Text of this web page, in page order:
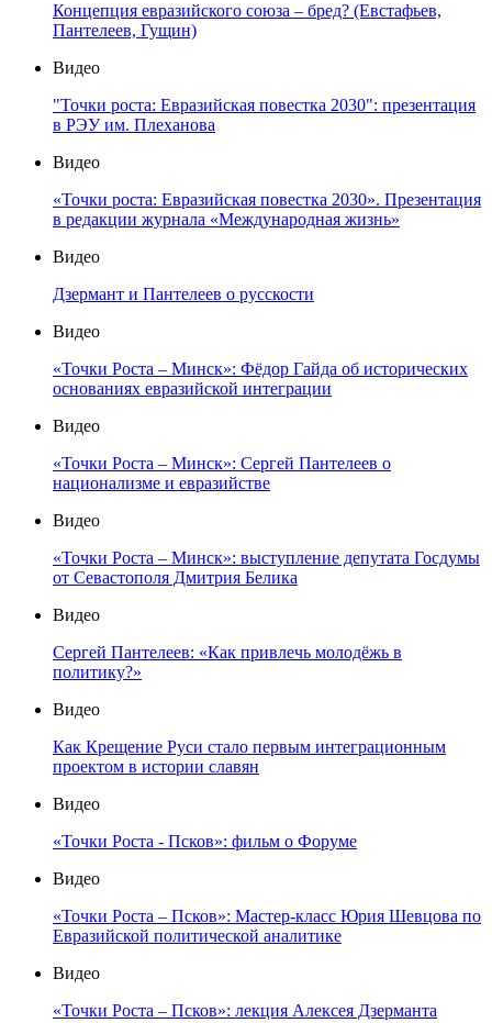
Концепция евразийского союза – бред? (Евстафьев,
Пантелеев, Гущин)
Видео
"Точки роста: Евразийская повестка 2030": презентация
в РЭУ им. Плеханова
Видео
«Точки роста: Евразийская повестка 2030». Презентация
в редакции журнала «Международная жизнь»
Видео
Дзермант и Пантелеев о русскости
Видео
«Точки Роста – Минск»: Фёдор Гайда об исторических
основаниях евразийской интеграции
Видео
«Точки Роста – Минск»: Сергей Пантелеев о
национализме и евразийстве
Видео
«Точки Роста – Минск»: выступление депутата Госдумы
от Севастополя Дмитрия Белика
Видео
Сергей Пантелеев: «Как привлечь молодёжь в
политику?»
Видео
Как Крещение Руси стало первым интеграционным
проектом в истории славян
Видео
«Точки Роста - Псков»: фильм о Форуме
Видео
«Точки Роста – Псков»: Мастер-класс Юрия Шевцова по
Евразийской политической аналитике
Видео
«Точки Роста – Псков»: лекция Алексея Дзерманта